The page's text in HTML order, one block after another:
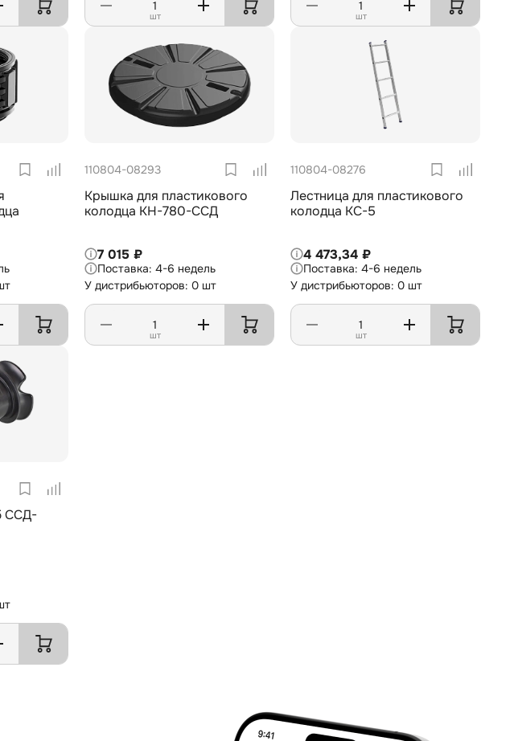
шт шт
110804-08293
Крышка для пластикового
колодца КН-780-ССД
7 015 ₽
4-6 недель
У дистрибьюторов: 0 шт
шт
110804-08276
Лестница для пластикового
колодца КС-5
4 473,34 ₽
4-6 недель
У дистрибьюторов: 0 шт
шт
ССД-